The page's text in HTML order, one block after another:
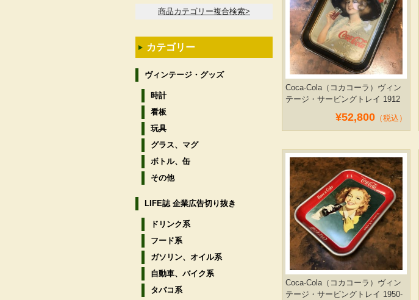
Coca-Cola（コカコーラ）ヴィン
テージ・サービングトレイ 1912
¥52,800 （税込）
Coca-Cola（コカコーラ）ヴィン
テージ・サービングトレイ 1950-
商品カテゴリー複合検索>
カテゴリー
ヴィンテージ・グッズ
時計
看板
玩具
グラス、マグ
ボトル、缶
その他
LIFE誌 企業広告切り抜き
ドリンク系
フード系
ガソリン、オイル系
自動車、バイク系
タバコ系